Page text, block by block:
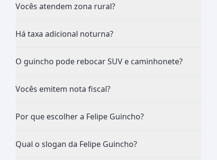
Vocês atendem zona rural?
Há taxa adicional noturna?
O guincho pode rebocar SUV e caminhonete?
Vocês emitem nota fiscal?
Por que escolher a Felipe Guincho?
Qual o slogan da Felipe Guincho?